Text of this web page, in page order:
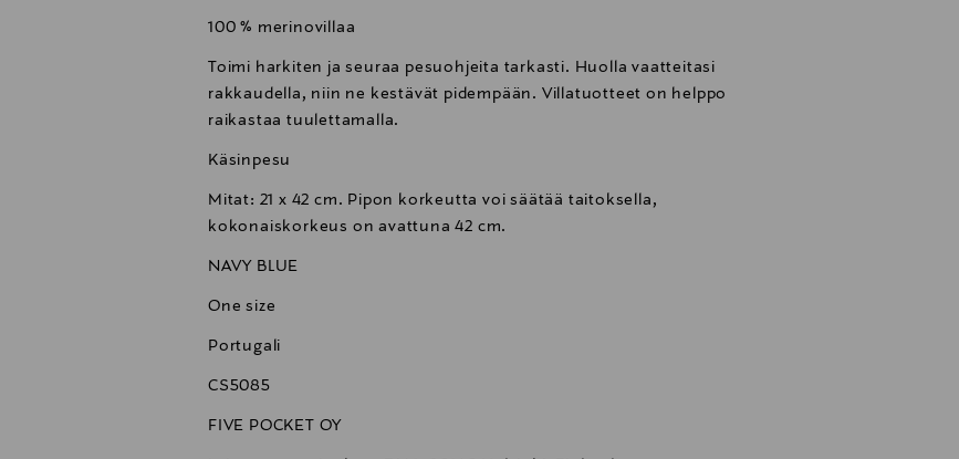
100 % merinovillaa
Toimi harkiten ja seuraa pesuohjeita tarkasti. Huolla vaatteitasi
rakkaudella, niin ne kestävät pidempään. Villatuotteet on helppo
raikastaa tuulettamalla.
Käsinpesu
Mitat: 21 x 42 cm. Pipon korkeutta voi säätää taitoksella,
kokonaiskorkeus on avattuna 42 cm.
NAVY BLUE
One size
Portugali
CS5085
FIVE POCKET OY